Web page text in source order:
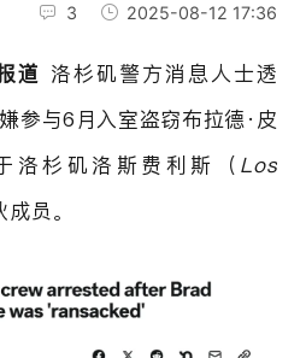
3 2025-08-12 17:36
道 洛杉矶警方消息人士透
参与6月入室盗窃布拉德·皮
洛杉矶洛斯费利斯（ Los
员。